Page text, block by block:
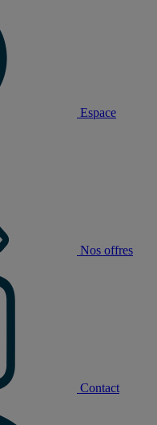
Espace
Nos offres
Contact